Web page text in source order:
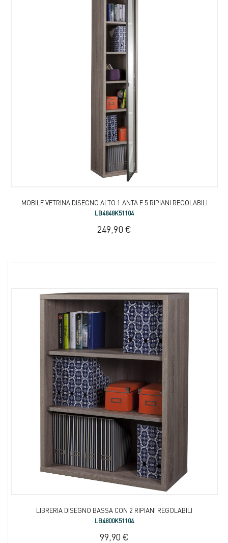
MOBILE VETRINA DISEGNO ALTO 1 ANTA E 5 RIPIANI REGOLABILI
LB4848K51104
249,90 €
LIBRERIA DISEGNO BASSA CON 2 RIPIANI REGOLABILI
LB4800K51104
99,90 €